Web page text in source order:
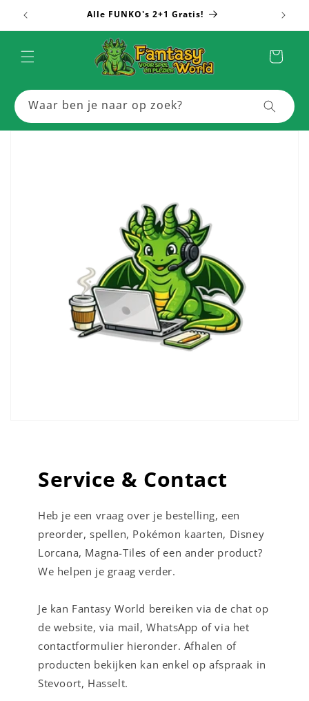
naar de
content
Alle FUNKO's 2+1 Gratis!
Winkelwagen
Waar ben je naar op zoek?
Service & Contact
Heb je een vraag over je bestelling, een
preorder, spellen, Pokémon kaarten, Disney
Lorcana, Magna-Tiles of een ander product?
We helpen je graag verder.
Je kan Fantasy World bereiken via de chat op
de website, via mail, WhatsApp of via het
contactformulier hieronder. Afhalen of
producten bekijken kan enkel op afspraak in
Stevoort, Hasselt.